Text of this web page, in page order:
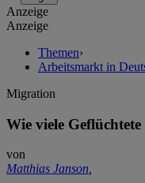
Anzeige
Anzeige
Themen›
Arbeitsmarkt in
Migration
Wie viele
von
Matthias Janson,